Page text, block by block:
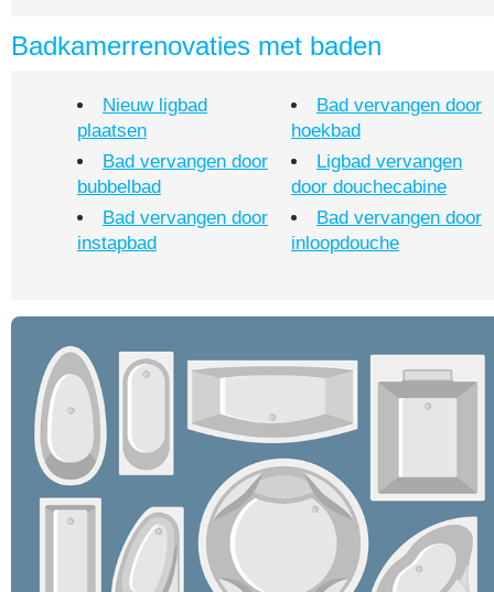
Badkamerrenovaties met baden
Nieuw ligbad
plaatsen
Bad vervangen door
bubbelbad
Bad vervangen door
instapbad
Bad vervangen door
hoekbad
Ligbad vervangen
door douchecabine
Bad vervangen door
inloopdouche